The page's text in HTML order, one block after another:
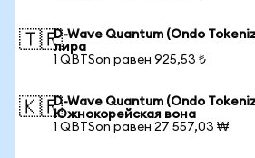
🇹🇷D-Wave Quantum (Ondo
лира
1 QBTSon равен 925,53 ₺
🇰🇷D-Wave Quantum (Ondo
Южнокорейская вона
1 QBTSon равен 27 557,03 ₩